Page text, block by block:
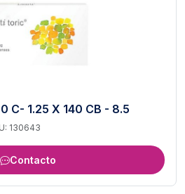
C- 1.25 X 140 CB - 8.5
130643
Contacto